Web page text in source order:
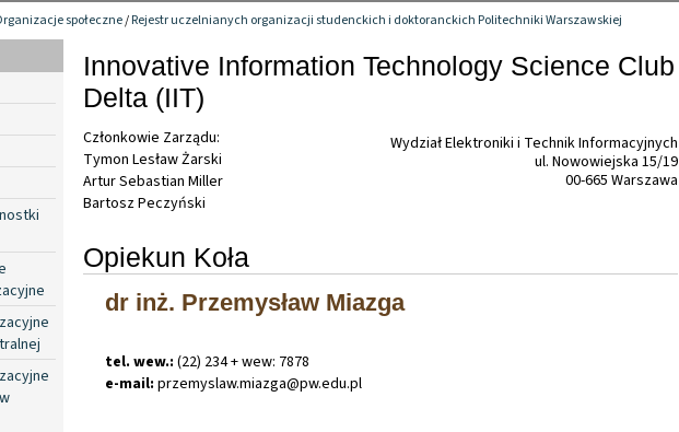
społeczne/Rejestr uczelnianych organizacji studenckich i doktoranckich Politechniki Warszawskiej
Innovative Information Technology Science Club
Delta (IIT)
Wydział Elektroniki i Technik Informacyjnych
ul. Nowowiejska 15/19
00-665 Warszawa
Członkowie Zarządu:
Tymon Lesław Żarski
Artur Sebastian Miller
Bartosz Peczyński
Opiekun Koła
dr inż. Przemysław Miazga
tel. wew.: (22) 234 + wew: 7878
e-mail: przemyslaw.miazga@pw.edu.pl